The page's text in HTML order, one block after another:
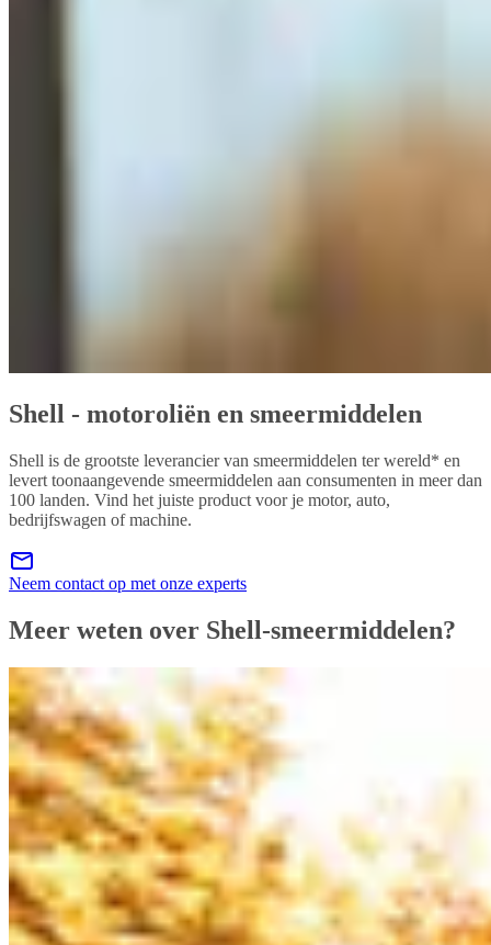
Shell - motoroliën en smeermiddelen
Shell is de grootste leverancier van smeermiddelen ter wereld* en
levert toonaangevende smeermiddelen aan consumenten in meer dan
100 landen. Vind het juiste product voor je motor, auto,
bedrijfswagen of machine.
Neem contact op met onze experts
Meer weten over Shell-smeermiddelen?